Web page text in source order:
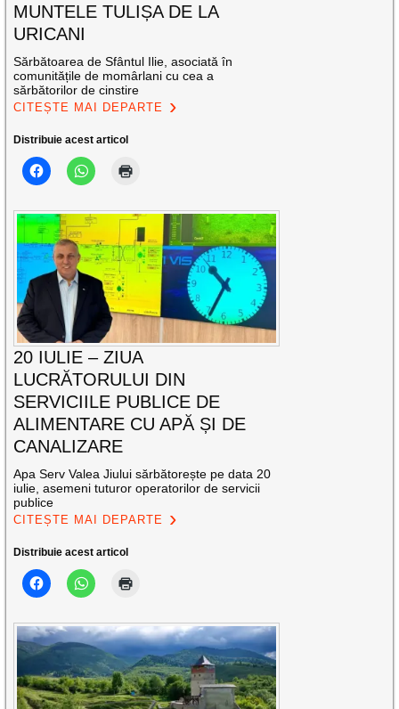
MUNTELE TULIȘA DE LA
URICANI
Sărbătoarea de Sfântul Ilie, asociată în
comunitățile de momârlani cu cea a
sărbătorilor de cinstire
CITEȘTE MAI DEPARTE
Distribuie acest articol
20 IULIE – ZIUA
LUCRĂTORULUI DIN
SERVICIILE PUBLICE DE
ALIMENTARE CU APĂ ȘI DE
CANALIZARE
Apa Serv Valea Jiului sărbătorește pe data 20
iulie, asemeni tuturor operatorilor de servicii
publice
CITEȘTE MAI DEPARTE
Distribuie acest articol